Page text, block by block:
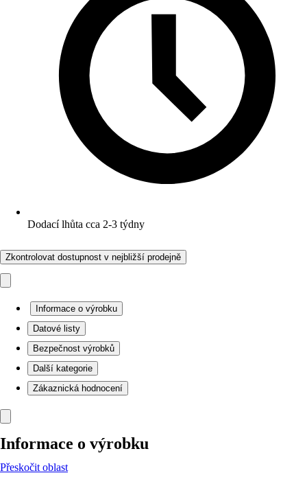
Dodací lhůta cca 2-3 týdny
Zkontrolovat dostupnost v nejbližší prodejně
Informace o výrobku
Datové listy
Bezpečnost výrobků
Další kategorie
Zákaznická hodnocení
Informace o výrobku
Přeskočit oblast